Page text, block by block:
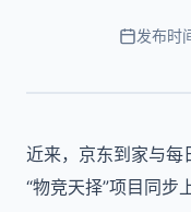
发布时
近来，京东到家与每
“物竞天择”项目同步